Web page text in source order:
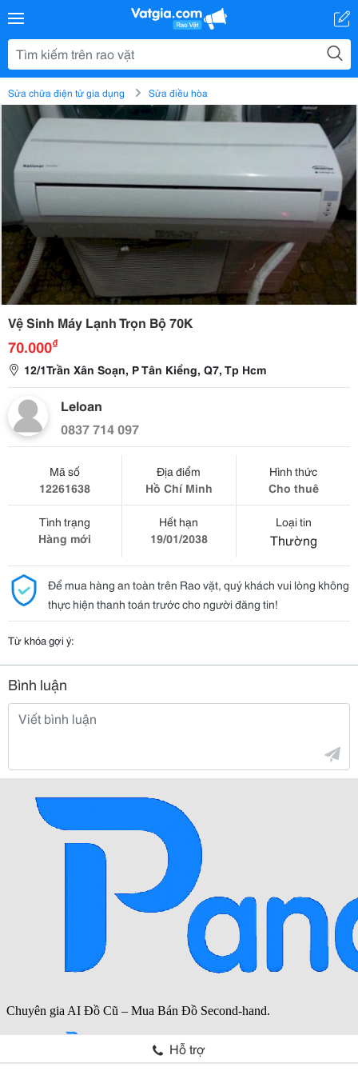
Sửa chữa điện tử gia dụng Sửa điều hòa
Vệ Sinh Máy Lạnh Trọn Bộ 70K
70.000₫
12/1Trần Xân Soạn, P Tân Kiểng, Q7, Tp Hcm
Leloan
0837 714 097
Mã số
12261638
Địa điểm
Hồ Chí Minh
Hình thức
Cho thuê
Tình trạng
Hàng mới
Hết hạn
19/01/2038
Loại tin
Thường
Để mua hàng an toàn trên Rao vặt, quý khách vui lòng không
thực hiện thanh toán trước cho người đăng tin!
Từ khóa gợi ý:
Bình luận
Hỗ trợ